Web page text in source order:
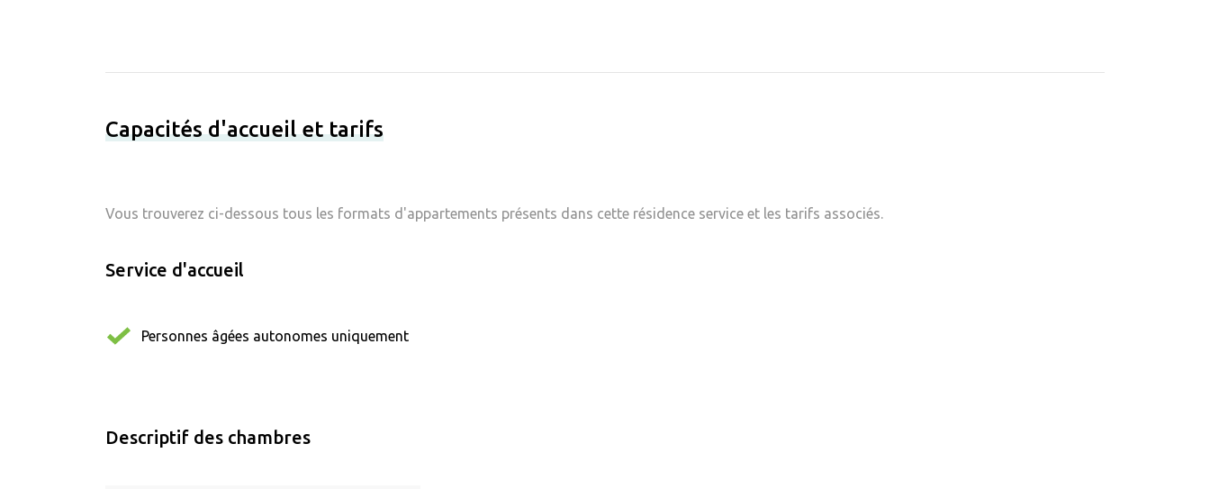
Capacités d'accueil et tarifs
Vous trouverez ci-dessous tous les formats d'appartements présents dans cette résidence service et les tarifs associés.
Service d'accueil
Personnes âgées autonomes uniquement
Descriptif des chambres